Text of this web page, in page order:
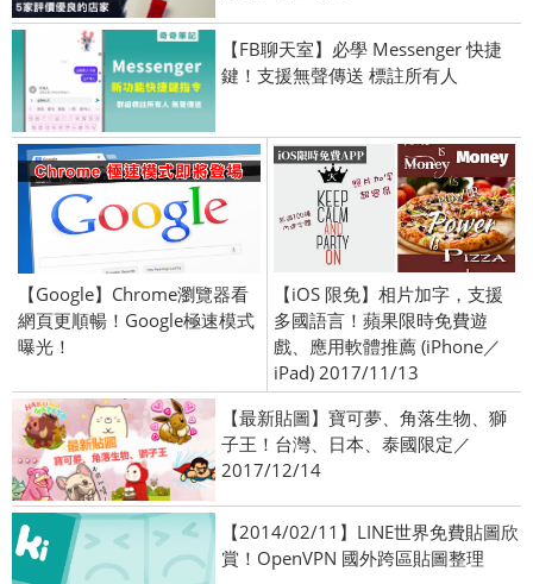
【FB聊天室】必學 Messenger 快捷
鍵！支援無聲傳送 標註所有人
【Google】Chrome瀏覽器看
網頁更順暢！Google極速模式
曝光！
【iOS 限免】相片加字，支援
多國語言！蘋果限時免費遊
戲、應用軟體推薦 (iPhone／
iPad) 2017/11/13
【最新貼圖】寶可夢、角落生物、獅
子王！台灣、日本、泰國限定／
2017/12/14
【2014/02/11】LINE世界免費貼圖欣
賞！OpenVPN 國外跨區貼圖整理